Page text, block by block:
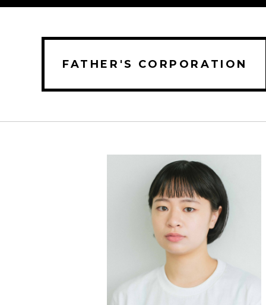
FATHER'S CORPORATION